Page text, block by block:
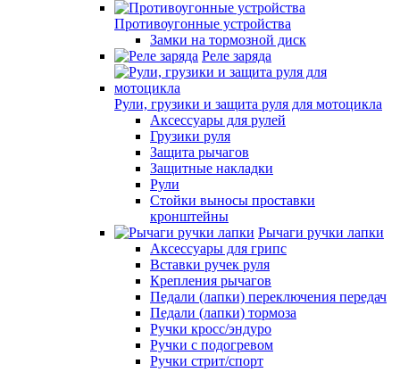
Противоугонные устройства
Замки на тормозной диск
Реле заряда
Рули, грузики и защита руля для мотоцикла
Аксессуары для рулей
Грузики руля
Защита рычагов
Защитные накладки
Рули
Стойки выносы проставки
кронштейны
Рычаги ручки лапки
Аксессуары для грипс
Вставки ручек руля
Крепления рычагов
Педали (лапки) переключения передач
Педали (лапки) тормоза
Ручки кросс/эндуро
Ручки с подогревом
Ручки стрит/спорт